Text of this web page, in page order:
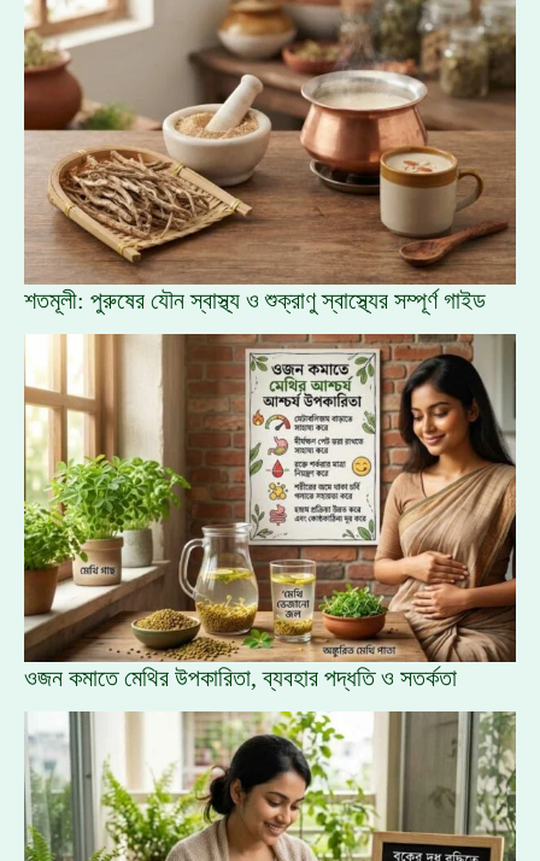
শতমূলী: পুরুষের যৌন স্বাস্থ্য ও শুক্রাণু স্বাস্থ্যের সম্পূর্ণ গাইড
ওজন কমাতে মেথির উপকারিতা, ব্যবহার পদ্ধতি ও সতর্কতা